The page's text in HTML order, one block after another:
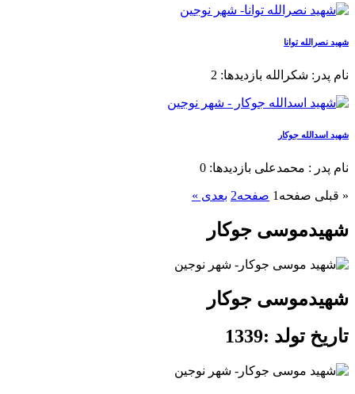
شهید نصرالله توانا
نام پدر: شکرالله بازدیدها: 2
شهید اسدالله جوکار
نام پدر : محمدعلی بازدیدها: 0
« قبلی صفحه 1 صفحه2 بعدی »
شهیدموسی جوکار
شهیدموسی جوکار
تاریخ تولد :1339